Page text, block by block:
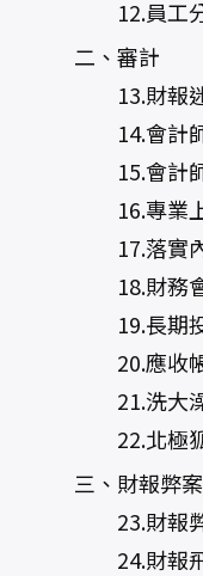
12.員工分
二、審計
13.財報迷
14.會計師
15.會計師
16.專業
17.落實內
18.財務會
19.長期投
20.應收
21.洗大澡
22.北極
三、財報弊案
23.財報弊
24.財報飛